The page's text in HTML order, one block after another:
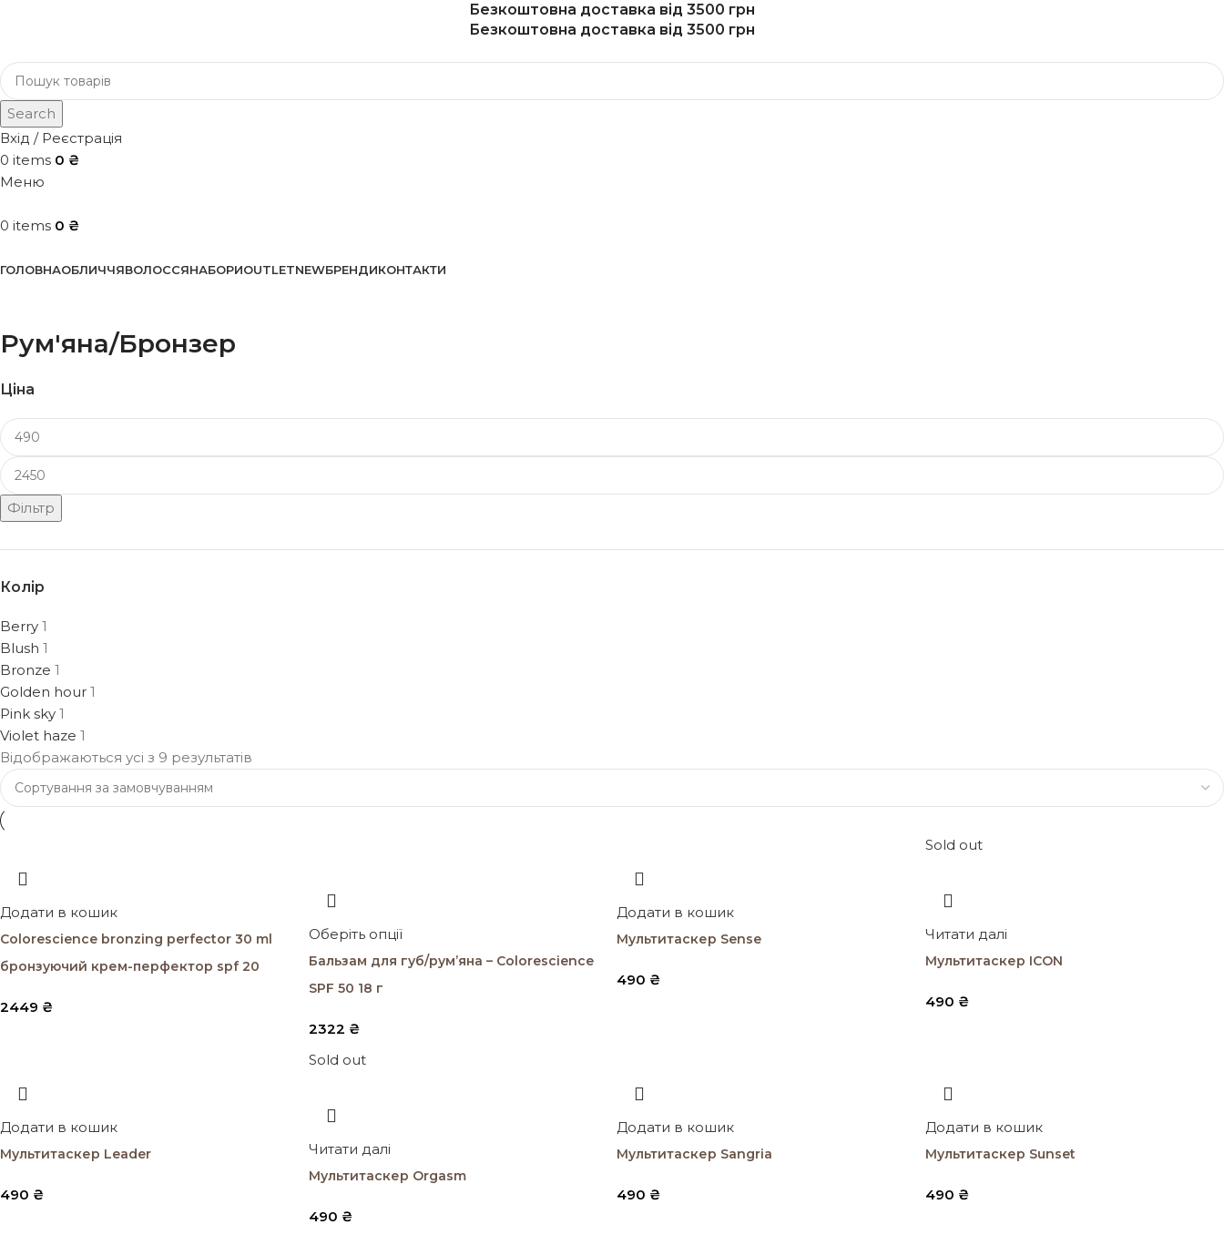
Безкоштовна доставка від 3500 грн
Безкоштовна доставка від 3500 грн
Search
Вхід / Реєстрація
0 items 0 ₴
Меню
0 items 0 ₴
ГОЛОВНАОБЛИЧЧЯВОЛОССЯНАБОРИOUTLETNEWБРЕНДИКОНТАКТИ
Рум'яна/Бронзер
Ціна
Фільтр
Колір
Berry 1
Blush 1
Bronze 1
Golden hour 1
Pink sky 1
Violet haze 1
Відображаються усі з 9 результатів
Додати в кошик
Colorescience bronzing perfector 30 ml
бронзуючий крем-перфектор spf 20
2449 ₴
Оберіть опції
Бальзам для губ/рум’яна – Colorescience
SPF 50 18 г
2322 ₴
Додати в кошик
Мультитaскер Sense
490 ₴
Sold out
Читати далі
Мультитаскер ICON
490 ₴
Додати в кошик
Мультитаскер Leader
490 ₴
Sold out
Читати далі
Мультитаскер Orgasm
490 ₴
Додати в кошик
Мультитаскер Sangria
490 ₴
Додати в кошик
Мультитаскер Sunset
490 ₴